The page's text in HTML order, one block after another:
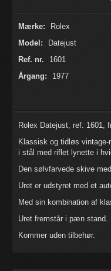
Mærke:
Rolex
Model:
Datejust
Ref. nr.
1601
Årgang:
1977
Rolex Datejust, ref. 1601,
Klassisk og tidløs
i stål med riflet lynette i
Den sølvfarvede skive
Uret er udstyret med et
Med sin kombination af
Uret fremstår i pæn stand.
Kommer uden tilbehør.